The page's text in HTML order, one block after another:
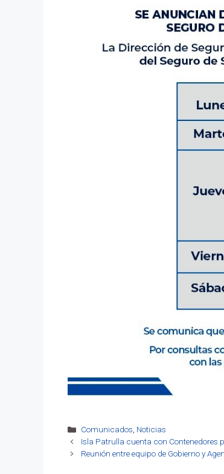
Categorías
Comunicados, Noticias
Isla Patrulla cuenta con Contenedores
Reunión entre equipo de Gobierno y